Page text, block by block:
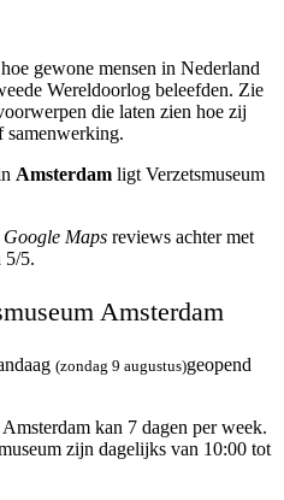
gewone mensen in Nederland
Wereldoorlog beleefden. Zie
die laten zien hoe zij
samenwerking.
Amsterdam ligt Verzetsmuseum
Google Maps reviews achter met
5/5.
Amsterdam
(zondag 9 augustus)geopend
kan 7 dagen per week.
zijn dagelijks van 10:00 tot